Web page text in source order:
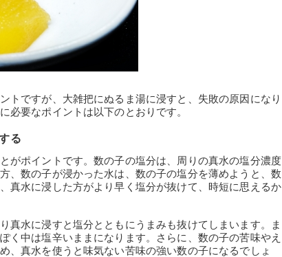
トですが、大雑把にぬるま湯に浸すと、失敗の原因になり
必要なポイントは以下のとおりです。
る
がポイントです。数の子の塩分は、周りの真水の塩分濃度
、数の子が浸かった水は、数の子の塩分を薄めようと、数
真水に浸した方がより早く塩分が抜けて、時短に思えるか
真水に浸すと塩分とともにうまみも抜けてしまいます。ま
く中は塩辛いままになります。さらに、数の子の苦味やえ
、真水を使うと味気ない苦味の強い数の子になるでしょ